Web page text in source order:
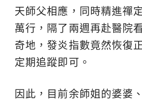
天師父相應，同時精進禪
萬行，隔了兩週再赴醫院
奇地，發炎指數竟然恢復
定期追蹤即可。
因此，目前余師姐的婆婆